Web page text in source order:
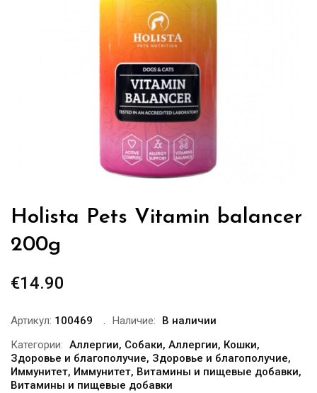
Holista Pets Vitamin balancer
200g
€14.90
Артикул: 100469 Наличие:
В наличии
Категории: Аллергии, Собаки, Аллергии, Кошки,
Здоровье и благополучие, Здоровье и благополучие,
Иммунитет, Иммунитет, Витамины и пищевые добавки,
Витамины и пищевые добавки